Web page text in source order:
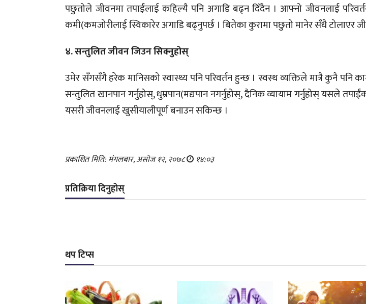
पछुतोले जीवनमा तपाईंलाई कहिल्यै पनि अगाडि बढ्न दिँदैन । आफ्नो जीवनलाई
कमी(कमजोरीलाई स्विकारेर अगाडि बढ्नुपर्छ । बितेका कुरामा पछुतो मानेर सँधै टोलाएर
४. सन्तुलित जीवन जिउन सिक्नुहोस्
उमेर सँगसँगै हरेक मानिसको स्वास्थ्य पनि परिवर्तन हुन्छ । स्वस्थ व्यक्तिले मात्रै कुनै पनि
सन्तुलित खानपान गर्नुहोस्, धुम्रपान(मद्यपान नगर्नुहोस्, दैनिक व्यायाम गर्नुहोस् यसले
यसरी जीवनलाई खुसीयालीपूर्ण बनाउन सकिन्छ ।
प्रकाशित मिति: मंगलबार, असोज १२, २०७८ १४:०३
प्रतिक्रिया दिनुहोस्
थप टिप्स